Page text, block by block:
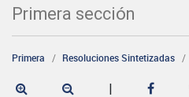
Primera sección
Primera Resoluciones Sintetizadas
|